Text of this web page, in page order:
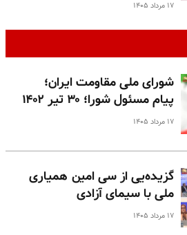
۱۷ مرداد ۱۴۰۵
شورای ملی مقاومت ایران؛
پیام مسئول شورا؛ ۳۰ تیر ۱۴۰۲
۱۷ مرداد ۱۴۰۵
گزیده‌یی از سی امین همیاری
ملی با سیمای آزادی
۱۷ مرداد ۱۴۰۵